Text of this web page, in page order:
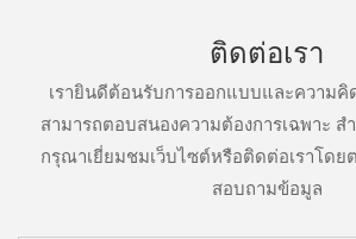
ติดต่อเรา
เรายินดีต้อนรับการออกแบบและความคิ
สามารถตอบสนองความต้องการเฉพาะ ส
กรุณาเยี่ยมชมเว็บไซต์หรือติดต่อเราโดย
สอบถามข้อมูล